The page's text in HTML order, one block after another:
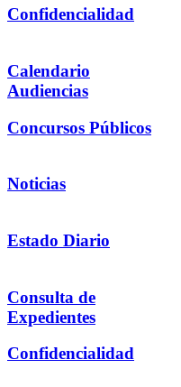
Confidencialidad
Calendario
Audiencias
Concursos Públicos
Noticias
Estado Diario
Consulta de
Expedientes
Confidencialidad